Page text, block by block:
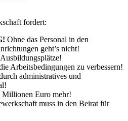
fordert:
Ohne das Personal in den
geht’s nicht!
Arbeitsbedingungen zu verbessern!
administratives und
Millionen Euro mehr!
muss in den Beirat für